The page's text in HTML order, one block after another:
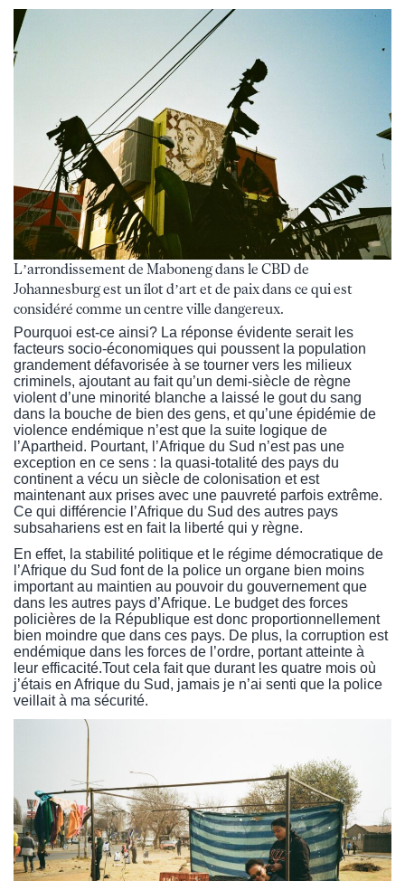
L’arrondissement de Maboneng dans le CBD de
Johannesburg est un îlot d’art et de paix dans ce qui est
considéré comme un centre ville dangereux.
Pourquoi est-ce ainsi? La réponse évidente serait les
facteurs socio-économiques qui poussent la population
grandement défavorisée à se tourner vers les milieux
criminels, ajoutant au fait qu’un demi-siècle de règne
violent d’une minorité blanche a laissé le gout du sang
dans la bouche de bien des gens, et qu’une épidémie de
violence endémique n’est que la suite logique de
l’Apartheid. Pourtant, l’Afrique du Sud n’est pas une
exception en ce sens : la quasi-totalité des pays du
continent a vécu un siècle de colonisation et est
maintenant aux prises avec une pauvreté parfois extrême.
Ce qui différencie l’Afrique du Sud des autres pays
subsahariens est en fait la liberté qui y règne.
En effet, la stabilité politique et le régime démocratique de
l’Afrique du Sud font de la police un organe bien moins
important au maintien au pouvoir du gouvernement que
dans les autres pays d’Afrique. Le budget des forces
policières de la République est donc proportionnellement
bien moindre que dans ces pays. De plus, la corruption est
endémique dans les forces de l’ordre, portant atteinte à
leur efficacité.Tout cela fait que durant les quatre mois où
j’étais en Afrique du Sud, jamais je n’ai senti que la police
veillait à ma sécurité.